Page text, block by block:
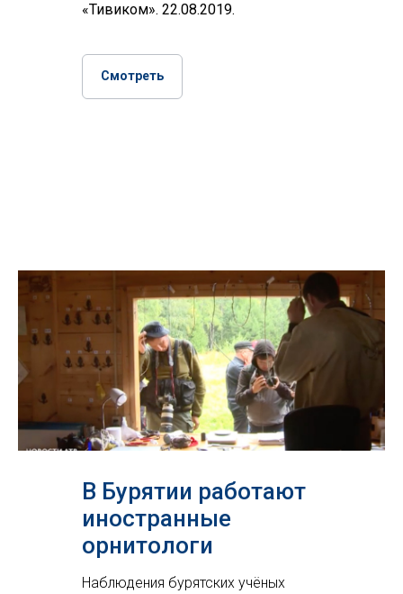
«Тивиком». 22.08.2019.
Смотреть
В Бурятии работают
иностранные
орнитологи
Наблюдения бурятских учёных